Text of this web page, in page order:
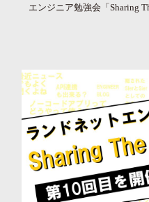
エンジニア勉強会「Sharing